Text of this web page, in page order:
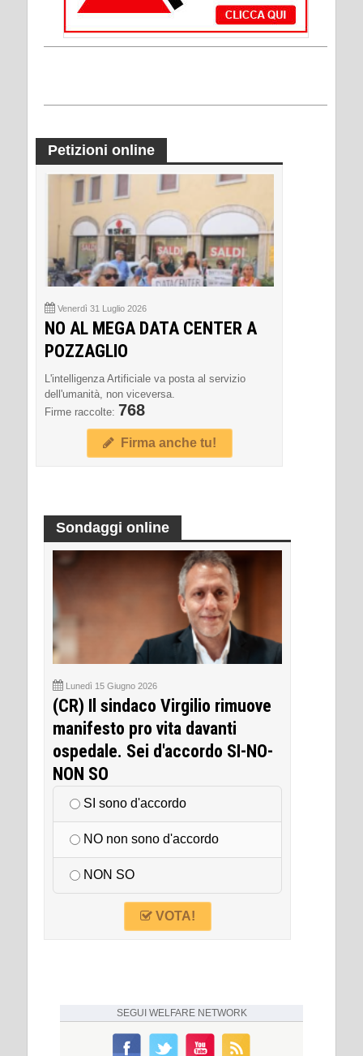
Petizioni online
Venerdì 31 Luglio 2026
NO AL MEGA DATA CENTER A
POZZAGLIO
L'intelligenza Artificiale va posta al servizio
dell'umanità, non viceversa.
Firme raccolte: 768
Firma anche tu!
Sondaggi online
Lunedì 15 Giugno 2026
(CR) Il sindaco Virgilio rimuove
manifesto pro vita davanti
ospedale. Sei d'accordo SI-NO-
NON SO
SI sono d'accordo
NO non sono d'accordo
NON SO
VOTA!
SEGUI WELFARE NETWORK